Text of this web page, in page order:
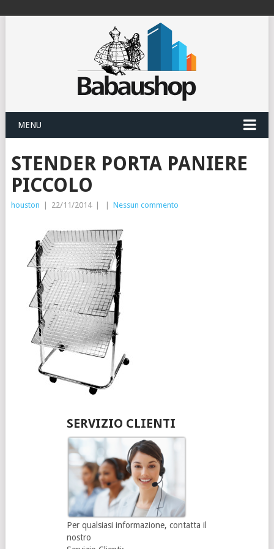
MENU
STENDER PORTA PANIERE
PICCOLO
houston 22/11/2014 Nessun commento
SERVIZIO CLIENTI
Per qualsiasi informazione, contatta il
nostro